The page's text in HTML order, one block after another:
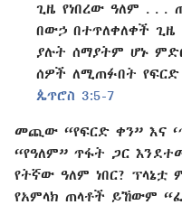
ጊዜ የነበረው ዓለም . . .
በውኃ በተጥለቀለቀች
ያሉት ሰማያትም ሆኑ
ሰዎች ለሚጠፉበት
ጴጥሮስ 3:5-7
መጪው “የፍርድ ቀን” እና
“የዓለም” ጥፋት ጋር
የትኛው ዓለም ነበር?
የአምላክ ጠላቶች ይኸውም